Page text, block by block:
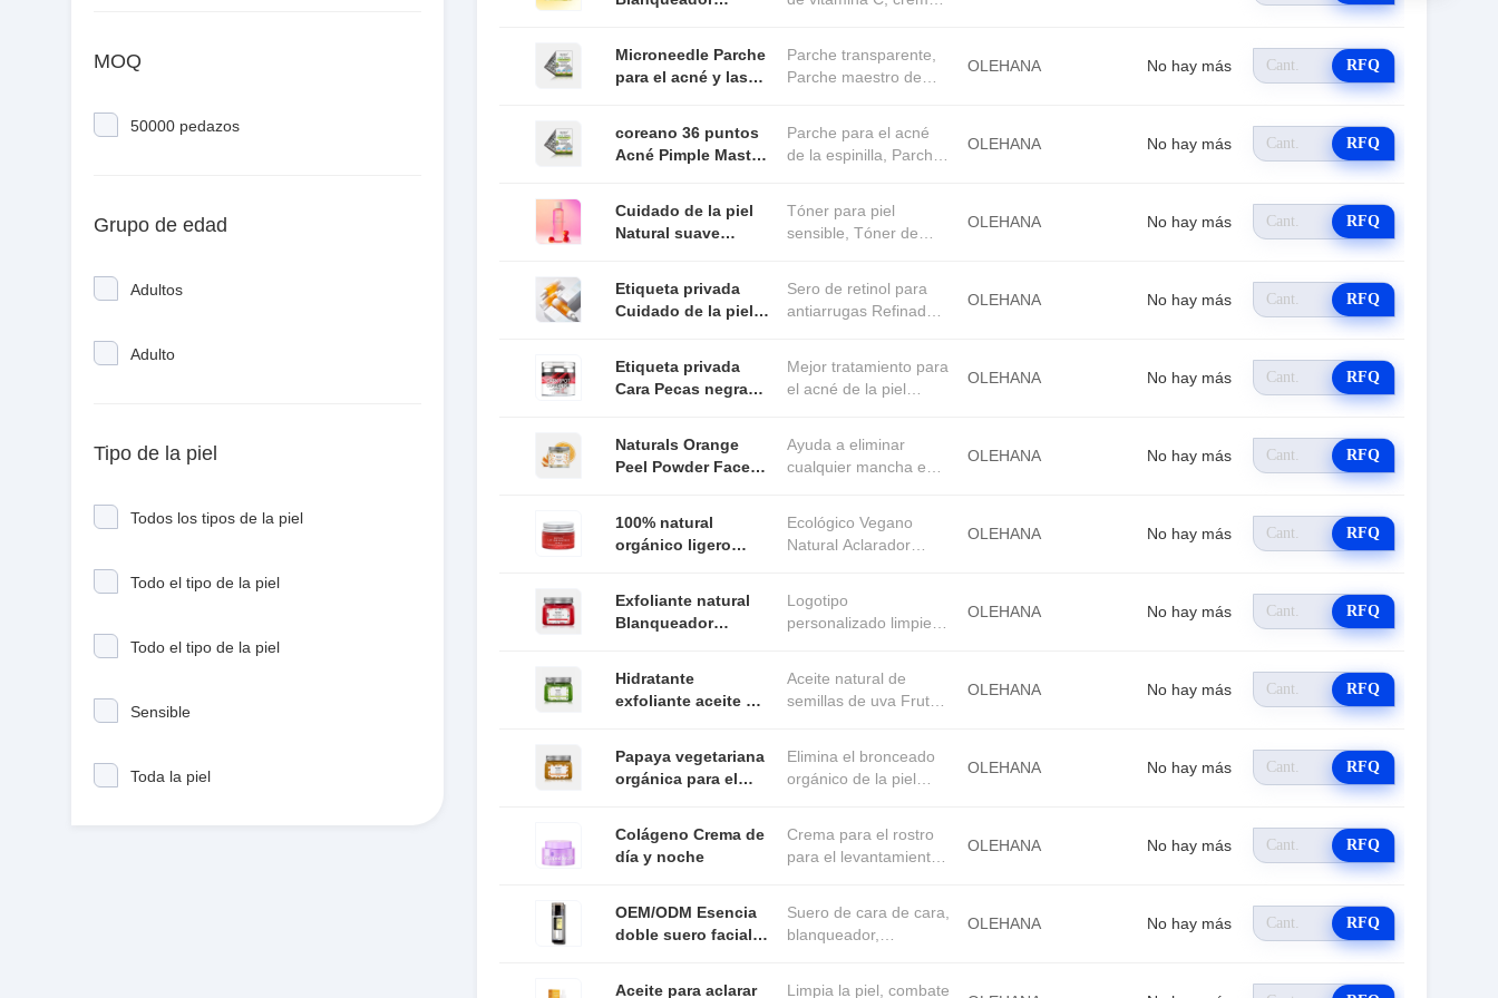
MOQ
50000 pedazos
Grupo de edad
Adultos
Adulto
Tipo de la piel
Todos los tipos de la piel
Todo el tipo de la piel
Todo el tipo de la piel
Sensible
Toda la piel
deportes oscuros
blanqueadora
antienvejecimiento
Brillante Hidratante
Crema facial para el
Microneedle Parche
para el acné y las
piel Cubierta con
parche transparente
Parche transparente,
Parche maestro de
espinillas hidrocollo
OLEHANA No hay más RFQ
coreano 36 puntos
Acné Pimple Master
microneedle
hidrocolloide
Parche para el acné
de la espinilla, Parche
Parche para el acn
OLEHANA No hay más RFQ
Cuidado de la piel
Natural suave
Apple Peeling
exfoliante AHA
facial
Tóner para piel
sensible, Tóner de
OLEHANA No hay más RFQ
Etiqueta privada
Cuidado de la piel
suaviza líneas finas
y arrugas
blanqueamiento
Suero facial
Sero de retinol para
antiarrugas Refinado
facial aclarado
OLEHANA No hay más RFQ
Etiqueta privada
Cara Pecas negras
Eliminación de
corrector Crema
las axilas del
cuerpo Axilas
Mejor tratamiento para
el acné de la piel
envejecimiento
Blanqueamient
OLEHANA No hay más RFQ
Naturals Orange
Peel Powder Face
reduce el
bronceado.
Ayuda a eliminar
cualquier mancha en
incluso.
OLEHANA No hay más RFQ
100% natural
orgánico ligero
vitamina C péptido
hidratado brillante
hidratante bálsamo
labial
Ecológico Vegano
Natural Aclarador
Terapia Intensiva Báls
OLEHANA No hay más RFQ
Exfoliante natural
Blanqueador
café Peinado facial
y corporal
Logotipo
personalizado limpieza
orgánico sandía
exfoliante
OLEHANA No hay más RFQ
Hidratante
exfoliante aceite de
elimina la piel
muerta blanqueador
para el cuerpo
Aceite natural de
semillas de uva Frutas
Brillante Brillante exf
OLEHANA No hay más RFQ
Papaya vegetariana
orgánica para el
blanqueador
exfoliante fruta
corporal
Elimina el bronceado
orgánico de la piel
exfoliante aclarador Pa
OLEHANA No hay más RFQ
Colágeno Crema de
día y noche
Crema para el rostro
para el levantamiento
OLEHANA No hay más RFQ
OEM/ODM Esencia
doble suero facial
Suero de cara de cara,
blanqueador,
OLEHANA No hay más RFQ
Aceite para aclarar Limpia la piel, combate